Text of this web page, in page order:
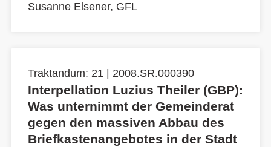
Susanne Elsener, GFL
Traktandum: 21 | 2008.SR.000390
Interpellation Luzius Theiler (GBP):
Was unternimmt der Gemeinderat
gegen den massiven Abbau des
Briefkastenangebotes in der Stadt